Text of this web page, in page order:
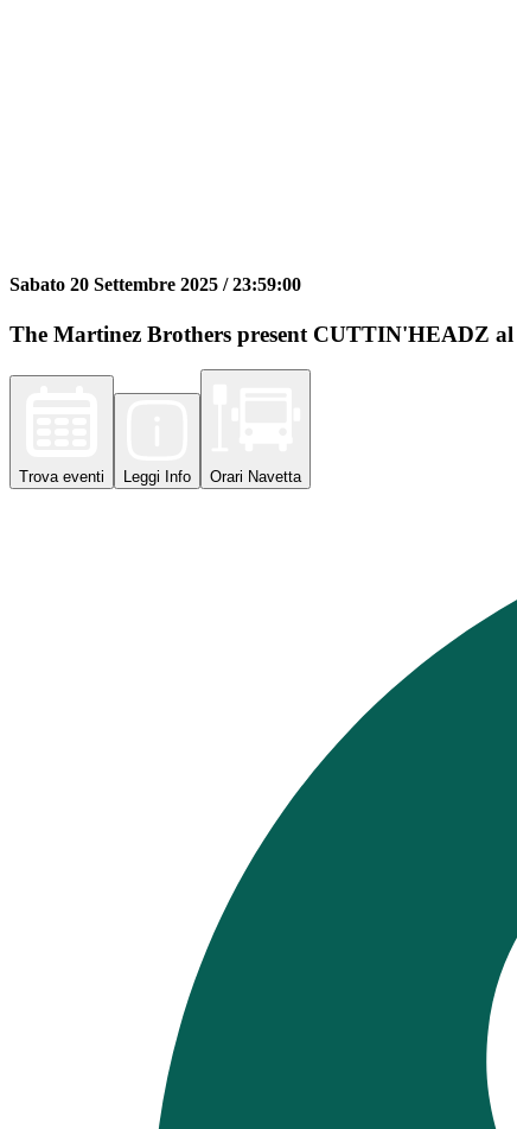
Sabato 20 Settembre 2025 /23:59:00
The Martinez Brothers present CUTTIN'HEADZ al
Trova eventi Leggi Info Orari Navetta